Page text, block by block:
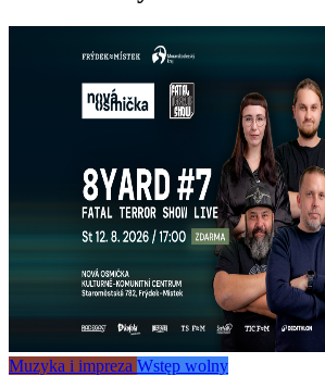
Muzyka i impreza Wstęp wolny